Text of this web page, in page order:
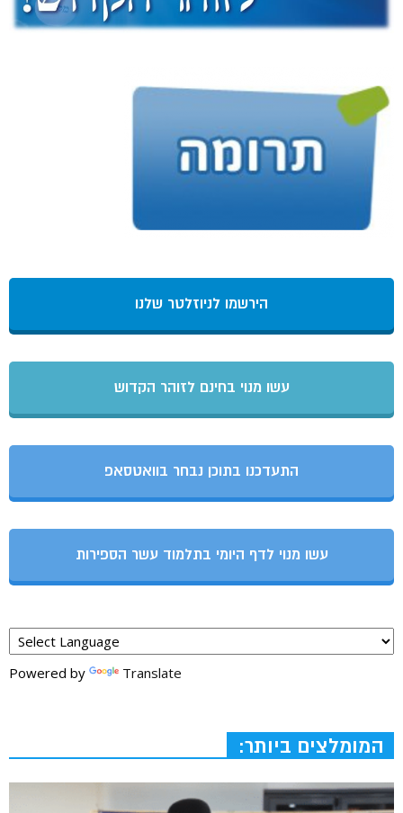
הירשמו לניוזלטר שלנו
עשו מנוי בחינם לזוהר הקדוש
התעדכנו בתוכן נבחר בוואטסאפ
עשו מנוי לדף היומי בתלמוד עשר הספירות
Powered by Translate
המומלצים ביותר: